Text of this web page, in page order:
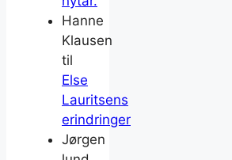
Hanne
Klausen
til
Else
Lauritsens
erindringer
Jørgen